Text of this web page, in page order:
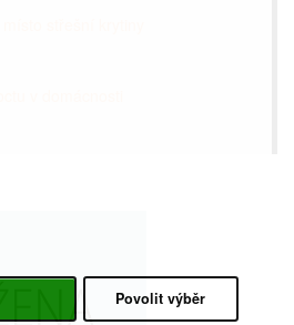
Povolit výběr